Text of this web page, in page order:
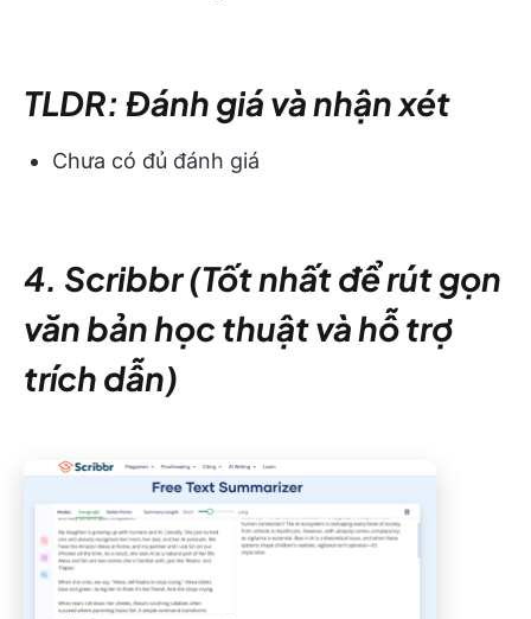
TLDR: Đánh giá và nhận xét
Chưa có đủ đánh giá
​​4. Scribbr (Tốt nhất để rút gọn
văn bản học thuật và hỗ trợ
trích dẫn)